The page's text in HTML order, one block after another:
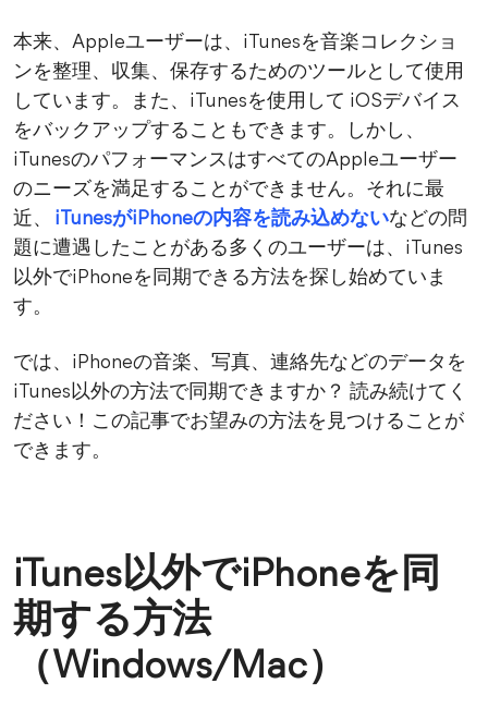
本来、Appleユーザーは、iTunesを音楽コレクショ
ンを整理、収集、保存するためのツールとして使用
しています。また、iTunesを使用して iOSデバイス
をバックアップすることもできます。しかし、
iTunesのパフォーマンスはすべてのAppleユーザー
のニーズを満足することができません。それに最
近、
iTunesがiPhoneの内容を読み込めないなどの問
題に遭遇したことがある多くのユーザーは、iTunes
以外でiPhoneを同期できる方法を探し始めていま
す。
では、iPhoneの音楽、写真、連絡先などのデータを
iTunes以外の方法で同期できますか？ 読み続けてく
ださい！この記事でお望みの方法を見つけることが
できます。
iTunes以外でiPhoneを同
期する方法
（Windows/Mac）